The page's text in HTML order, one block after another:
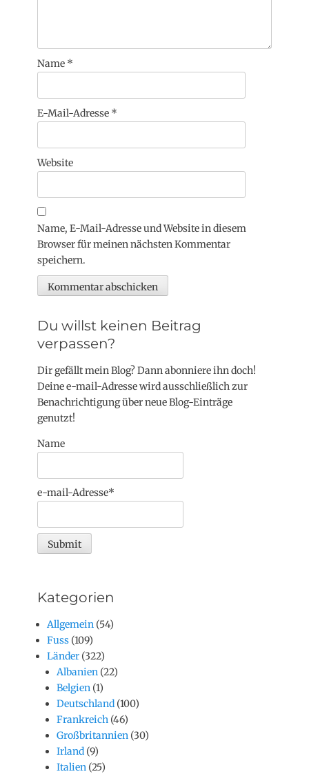
Name *
E-Mail-Adresse *
Website
Name, E-Mail-Adresse und Website in diesem
Browser für meinen nächsten Kommentar
speichern.
Du willst keinen Beitrag
verpassen?
Dir gefällt mein Blog? Dann abonniere ihn doch!
Deine e-mail-Adresse wird ausschließlich zur
Benachrichtigung über neue Blog-Einträge
genutzt!
Name
e-mail-Adresse*
Kategorien
Allgemein (54)
Fuss (109)
Länder (322)
Albanien (22)
Belgien (1)
Deutschland (100)
Frankreich (46)
Großbritannien (30)
Irland (9)
Italien (25)